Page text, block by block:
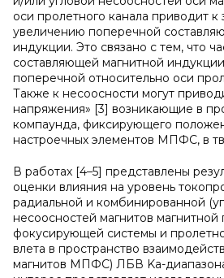
оси пролетного канала приводит к
увеличению поперечной
индукции. Это связано с тем, что
составляющей магнитной
поперечной относительно оси
Также к несоосности могут
напряжения» [3] возникающие в
компаунда, фиксирующего
настроечных элементов МПФС, в
В работах [4–5] представлены
оценки влияния на уровень
радиальной и комбинированной
несоосностей магнитов
фокусирующей системы и
влета в пространство
магнитов МПФС) ЛБВ Ka-